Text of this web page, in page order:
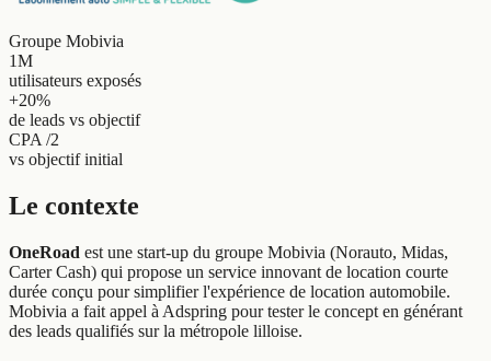
Groupe Mobivia
1M
utilisateurs exposés
+20%
de leads vs objectif
CPA /2
vs objectif initial
Le contexte
OneRoad est une start-up du groupe Mobivia (Norauto, Midas,
Carter Cash) qui propose un service innovant de location courte
durée conçu pour simplifier l'expérience de location automobile.
Mobivia a fait appel à Adspring pour tester le concept en générant
des leads qualifiés sur la métropole lilloise.